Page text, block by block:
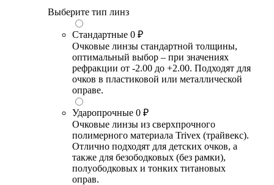
Выберите тип линз
Стандартные 0 ₽
Очковые линзы стандартной толщины,
оптимальный выбор – при значениях
рефракции от -2.00 до +2.00. Подходят для
очков в пластиковой или металлической
оправе.
Ударопрочные 0 ₽
Очковые линзы из сверхпрочного
полимерного материала Trivex (трайвекс).
Отлично подходят для детских очков, а
также для безободковых (без рамки),
полуободковых и тонких титановых
оправ.